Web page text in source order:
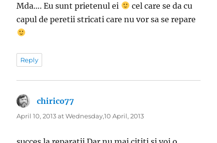
Mda…. Eu sunt prietenul ei
cel care se da cu
capul de peretii stricati care nu vor sa se repare
Reply
chirico77
April 10, 2013 at Wednesday,10 April, 2013